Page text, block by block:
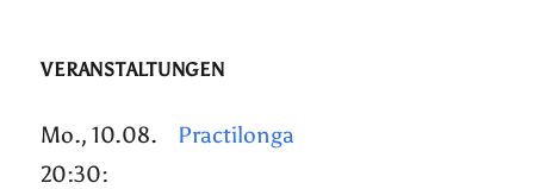
VERANSTALTUNGEN
Mo., 10.08.
20:30:
Practilonga